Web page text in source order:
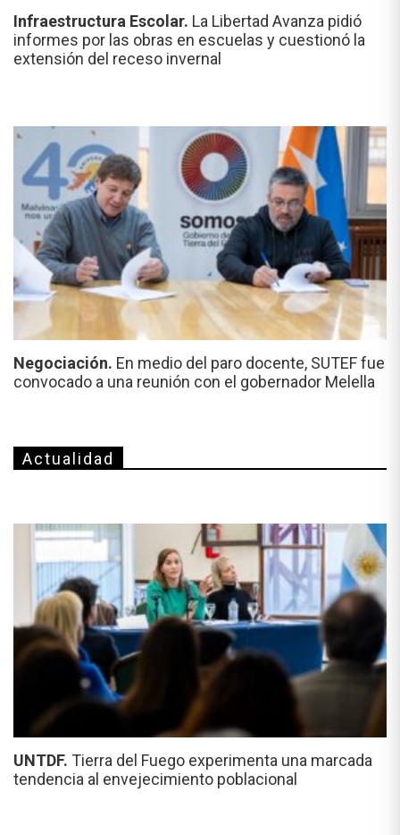
Infraestructura Escolar. La Libertad Avanza pidió
informes por las obras en escuelas y cuestionó la
extensión del receso invernal
Negociación. En medio del paro docente, SUTEF fue
convocado a una reunión con el gobernador Melella
Actualidad
UNTDF. Tierra del Fuego experimenta una marcada
tendencia al envejecimiento poblacional